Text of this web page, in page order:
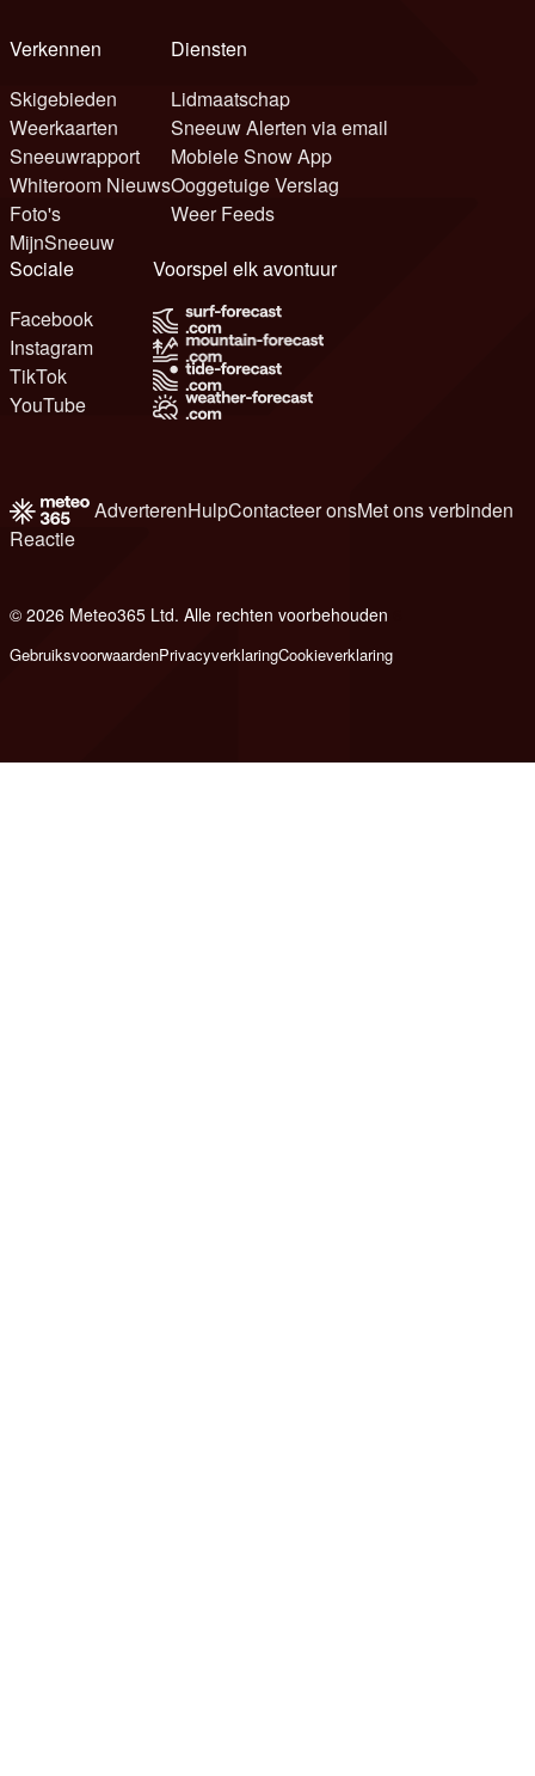
Verkennen
Skigebieden
Weerkaarten
Sneeuwrapport
Whiteroom Nieuws
Foto's
MijnSneeuw
Diensten
Lidmaatschap
Sneeuw Alerten via email
Mobiele Snow App
Ooggetuige Verslag
Weer Feeds
Sociale
Facebook
Instagram
TikTok
YouTube
Voorspel elk avontuur
AdverterenHulpContacteer onsMet ons verbinden
Reactie
© 2026 Meteo365 Ltd. Alle rechten voorbehouden
GebruiksvoorwaardenPrivacyverklaringCookieverklaring